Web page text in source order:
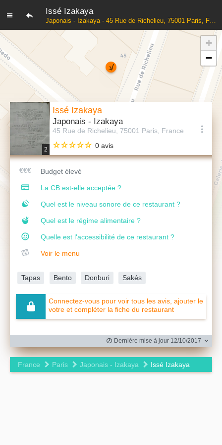
Issé Izakaya
Japonais - Izakaya - 45 Rue de Richelieu, 75001 Paris, France
2
Issé Izakaya
Japonais - Izakaya
45 Rue de Richelieu, 75001 Paris, France
0 avis
Budget élevé
La CB est-elle acceptée ?
Quel est le niveau sonore de ce restaurant ?
Quel est le régime alimentaire ?
Quelle est l'accessibilité de ce restaurant ?
Voir le menu
Tapas Bento Donburi Sakés
Connectez-vous pour voir tous les avis, ajouter le
votre et compléter la fiche du restaurant
Dernière mise à jour 12/10/2017
France Paris Japonais - Izakaya Issé Izakaya
+
−